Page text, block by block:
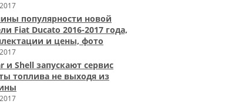
популярности новой
Fiat Ducato 2016-2017 года,
и цены, фото
и Shell запускают сервис
топлива не выходя из